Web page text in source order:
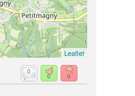
Leaflet
0
0
0